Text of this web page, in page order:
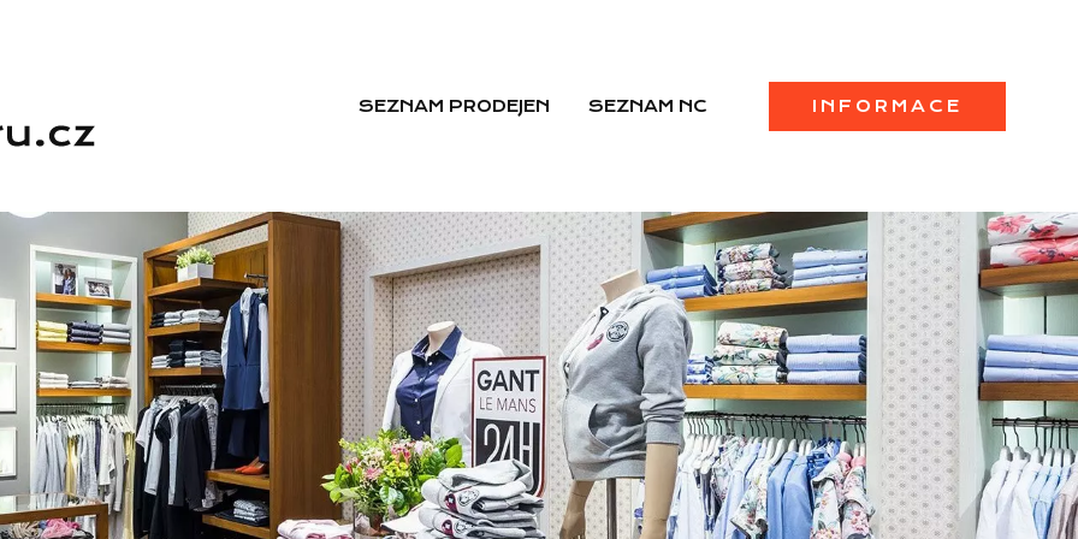
SEZNAM PRODEJEN SEZNAM NC INFORMACE